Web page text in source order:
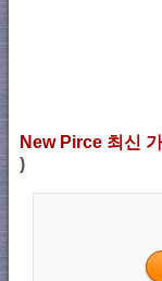
New Pirce 최신
)